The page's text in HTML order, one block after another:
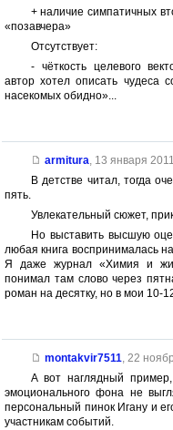
+ наличие симпатичных
«позавчера»
Отсутствует:
- чёткость целевого
автор хотел описать чудеса
насекомых обидно»...
armitura, 13 января
В детстве читал, тогда
пять.
Увлекательный сюжет,
Но выставить высшую
любая книга воспринималась
Я даже журнал «Химия и
понимал там слово через
роман на десятку, но в мои 10-
montakvir7511, 22
А вот наглядный пример,
эмоционального фона не
персональный пинок Игану и
участникам событий.